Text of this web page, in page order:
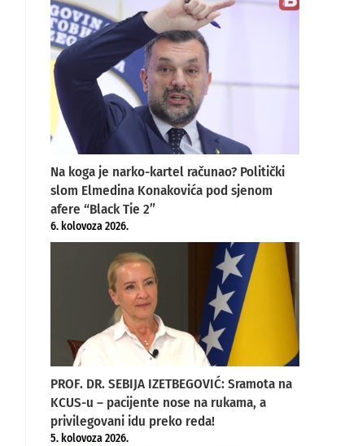
Na koga je narko-kartel računao? Politički
slom Elmedina Konakovića pod sjenom
afere “Black Tie 2”
6. kolovoza 2026.
PROF. DR. SEBIJA IZETBEGOVIĆ: Sramota na
KCUS-u – pacijente nose na rukama, a
privilegovani idu preko reda!
5. kolovoza 2026.